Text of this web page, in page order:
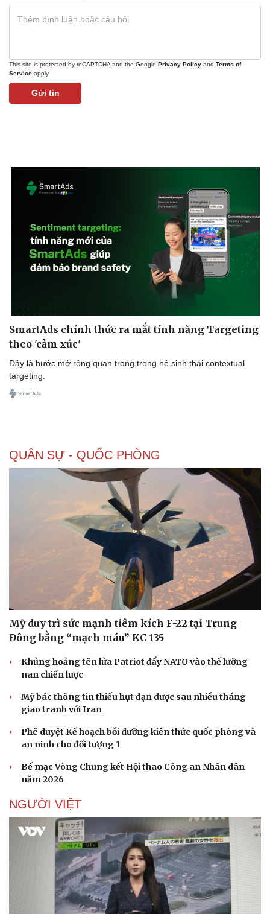
Vụ án
Tin nóng
Vũ khí
This site is protected by reCAPTCHA and the Google Privacy Policy and Terms of
Service apply.
Gửi tin
SmartAds chính thức ra mắt tính năng Targeting
theo 'cảm xúc'
Đây là bước mở rộng quan trọng trong hệ sinh thái contextual
targeting.
QUÂN SỰ - QUỐC PHÒNG
Mỹ duy trì sức mạnh tiêm kích F-22 tại Trung
Đông bằng “mạch máu” KC-135
Khủng hoảng tên lửa Patriot đẩy NATO vào thế lưỡng
nan chiến lược
Mỹ bác thông tin thiếu hụt đạn dược sau nhiều tháng
giao tranh với Iran
Phê duyệt Kế hoạch bồi dưỡng kiến thức quốc phòng và
an ninh cho đối tượng 1
Bế mạc Vòng Chung kết Hội thao Công an Nhân dân
năm 2026
NGƯỜI VIỆT